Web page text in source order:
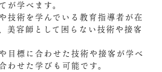
が学べます。
技術を学んでいる教育指導者が在
美容師として困らない技術や接客
目標に合わせた技術や接客が学べ
わせた学びも可能です。